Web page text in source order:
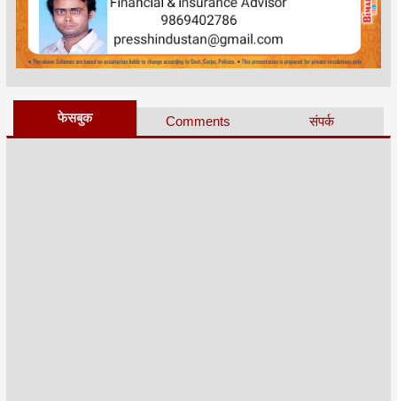
फेसबुक Comments संपर्क